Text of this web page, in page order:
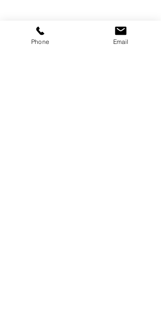
Phone Email